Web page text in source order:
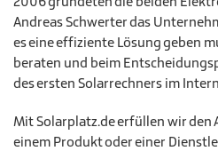
Andreas Schwerter das
es eine effiziente Lösung geben
beraten und beim
des ersten Solarrechners im
Mit Solarplatz.de erfüllen wir den
einem Produkt oder einer